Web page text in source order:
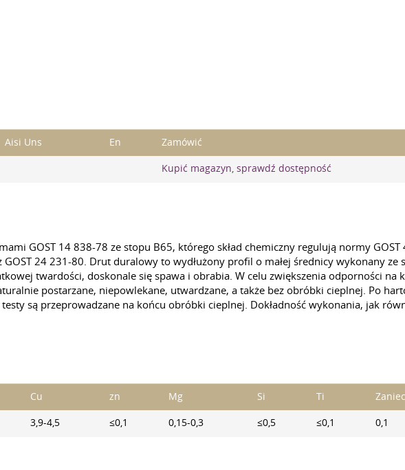
Aisi Uns En Zamówić
Kupić magazyn, sprawdź dostępność
GOST 14 838-78 ze stopu B65, którego skład chemiczny regulują normy
GOST 24 231-80. Drut duralowy to wydłużony profil o małej średnicy wykonany ze
twardości, doskonale się spawa i obrabia. W celu zwiększenia odporności na
postarzane, niepowlekane, utwardzane, a także bez obróbki cieplnej. Po
są przeprowadzane na końcu obróbki cieplnej. Dokładność wykonania, jak
Cu zn Mg Si Ti
3,9-4,5 ≤0,1 0,15-0,3 ≤0,5 ≤0,1 0,1